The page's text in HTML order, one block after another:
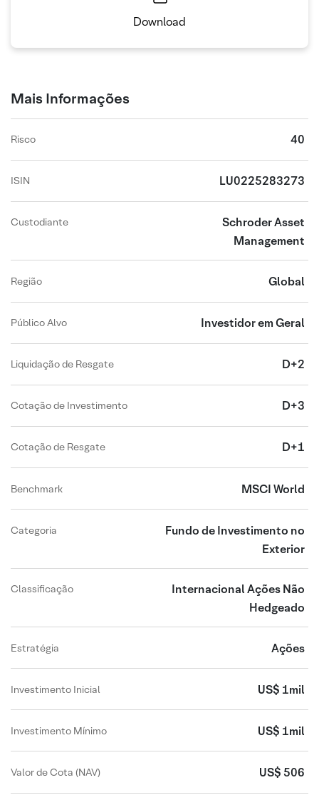
Download
Mais Informações
Risco 40
ISIN LU0225283273
Custodiante
Schroder Asset
Management
Região Global
Público Alvo Investidor em Geral
Liquidação de Resgate D+2
Cotação de Investimento D+3
Cotação de Resgate D+1
Benchmark MSCI World
Categoria
Fundo de Investimento no
Exterior
Classificação
Internacional Ações Não
Hedgeado
Estratégia Ações
Investimento Inicial US$ 1mil
Investimento Mínimo US$ 1mil
Valor de Cota (NAV) US$ 506